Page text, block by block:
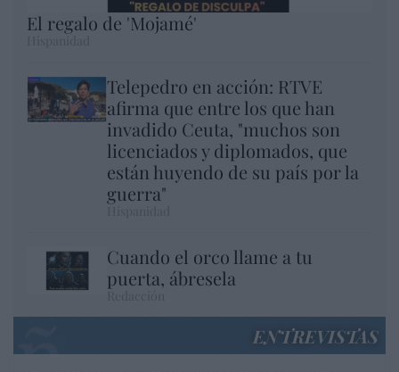
El regalo de 'Mojamé'
Telepedro en acción: RTVE
afirma que entre los que han
invadido Ceuta, "muchos son
licenciados y diplomados, que
están huyendo de su país por la
guerra"
Cuando el orco llame a tu
puerta, ábresela
ENTREVISTAS